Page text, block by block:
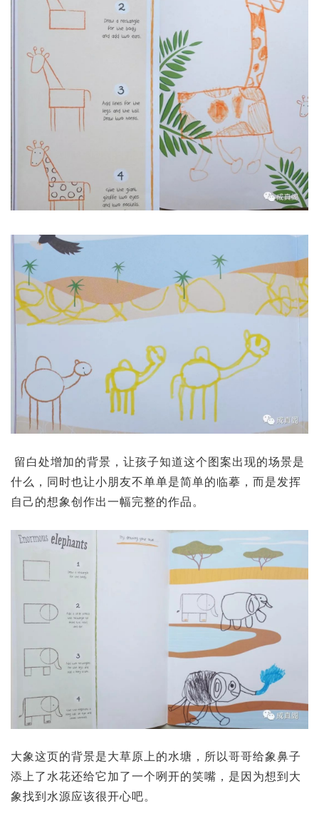
留白处增加的背景，让孩子知道这个图案出现的场景是
什么，同时也让小朋友不单单是简单的临摹，而是发挥
自己的想象创作出一幅完整的作品。
大象这页的背景是大草原上的水塘，所以哥哥给象鼻子
添上了水花还给它加了一个咧开的笑嘴，是因为想到大
象找到水源应该很开心吧。